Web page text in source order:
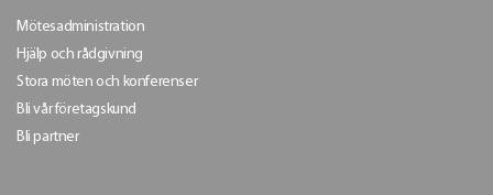
Mötesadministration
Hjälp och rådgivning
Stora möten och konferenser
Bli vår företagskund
Bli partner